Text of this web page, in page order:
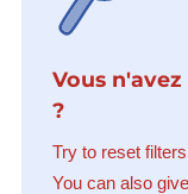
Vous
?
Try to reset
You can also